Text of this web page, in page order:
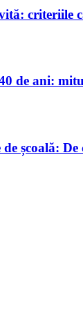
criteriile
de ani:
școală: